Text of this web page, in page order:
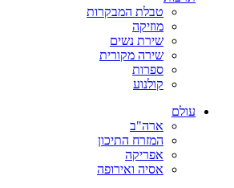
טבלת המבקרות
מוזיקה
שירת נשים
שירה מקורית
ספרות
קולנוע
עולם
ארה"ב
המזרח התיכון
אפריקה
אסיה ואירופה